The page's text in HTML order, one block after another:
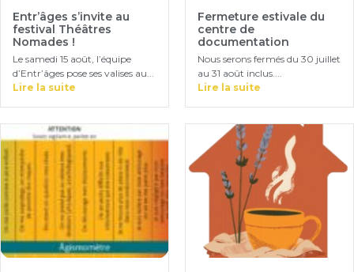
Entr’âges s’invite au
festival Théâtres
Nomades !
Le samedi 15 août, l’équipe
d’Entr’âges pose ses valises au...
Lire la suite
Fermeture estivale du
centre de
documentation
Nous serons fermés du 30 juillet
au 31 août inclus....
Lire la suite